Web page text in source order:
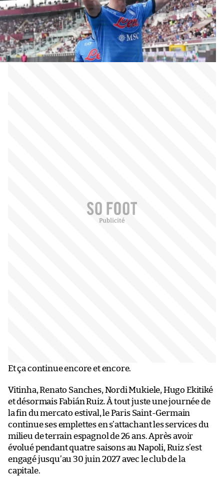
Et ça continue encore et encore.
Vitinha, Renato Sanches, Nordi Mukiele, Hugo Ekitiké
et désormais Fabián Ruiz. À tout juste une journée de
la fin du mercato estival, le Paris Saint-Germain
continue ses emplettes en s’attachant les services du
milieu de terrain espagnol de 26 ans. Après avoir
évolué pendant quatre saisons au Napoli, Ruiz s’est
engagé jusqu’au 30 juin 2027 avec le club de la
capitale.